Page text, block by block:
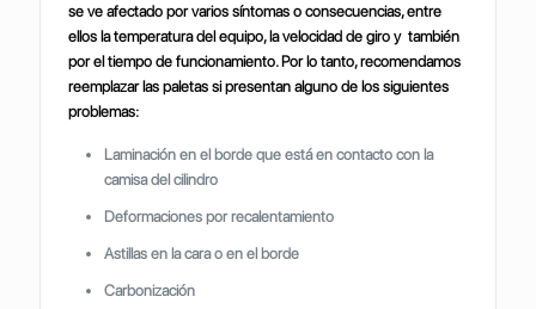
se ve afectado por varios síntomas o consecuencias, entre
ellos la temperatura del equipo, la velocidad de giro y también
por el tiempo de funcionamiento. Por lo tanto, recomendamos
reemplazar las paletas si presentan alguno de los siguientes
problemas:
Laminación en el borde que está en contacto con la
camisa del cilindro
Deformaciones por recalentamiento
Astillas en la cara o en el borde
Carbonización